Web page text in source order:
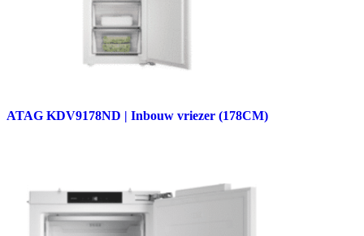
ATAG KDV9178ND | Inbouw vriezer (178CM)